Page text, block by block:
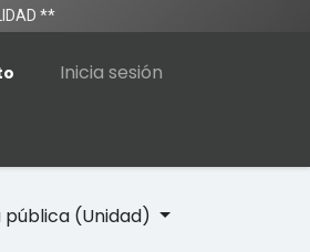
**
Inicia sesión
pública (Unidad)